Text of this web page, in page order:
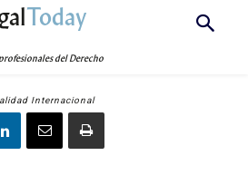
Today
del Derecho
Internacional